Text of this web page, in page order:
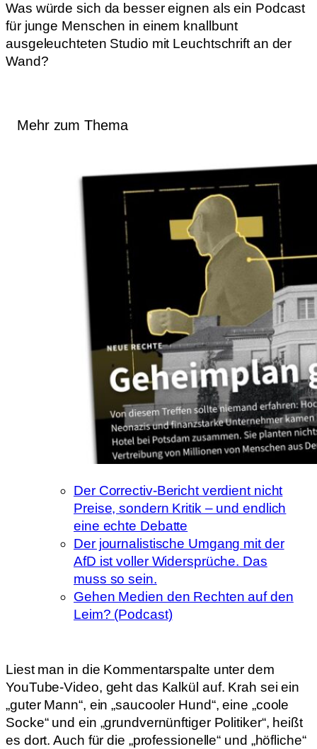
Was würde sich da besser eignen als ein Podcast
für junge Menschen in einem knallbunt
ausgeleuchteten Studio mit Leuchtschrift an der
Wand?
Mehr zum Thema
Der Correctiv-Bericht verdient nicht
Preise, sondern Kritik – und endlich
eine echte Debatte
Der journalistische Umgang mit der
AfD ist voller Widersprüche. Das
muss so sein.
Gehen Medien den Rechten auf den
Leim? (Podcast)
Liest man in die Kommentarspalte unter dem
YouTube-Video, geht das Kalkül auf. Krah sei ein
„guter Mann“, ein „saucooler Hund“, eine „coole
Socke“ und ein „grundvernünftiger Politiker“, heißt
es dort. Auch für die „professionelle“ und „höfliche“